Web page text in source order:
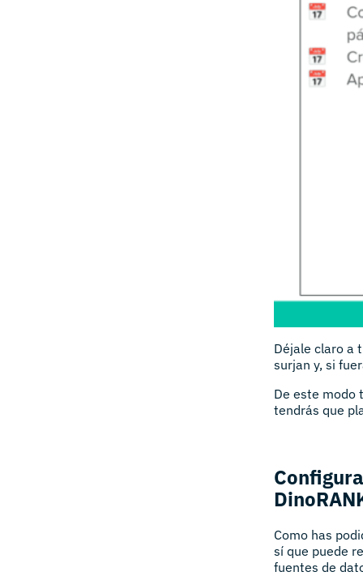
Déjale claro a
surjan y, si
De este modo
tendrás que
Como has
sí que puede
fuentes de